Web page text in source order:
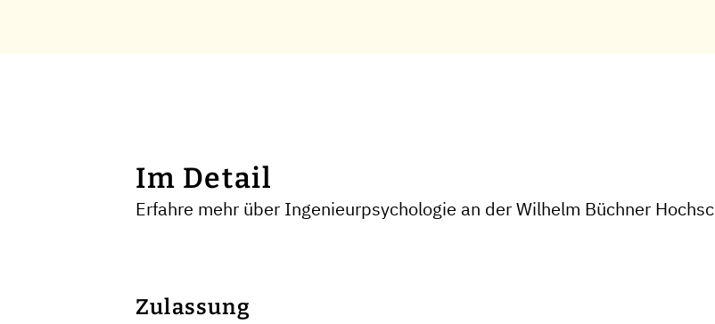
Im Detail
Erfahre mehr über Ingenieurpsychologie an der Wilhelm Büchner
Zulassung